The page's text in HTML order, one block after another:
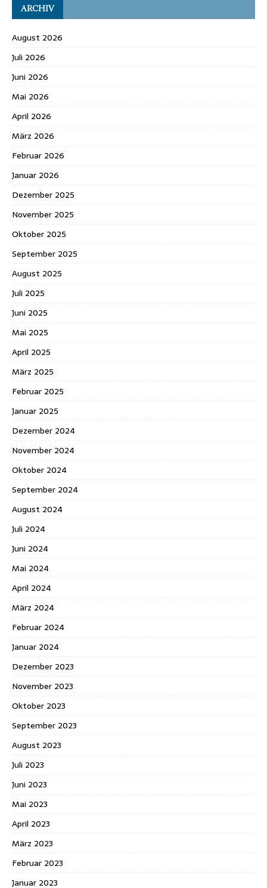
ARCHIV
August 2026
Juli 2026
Juni 2026
Mai 2026
April 2026
März 2026
Februar 2026
Januar 2026
Dezember 2025
November 2025
Oktober 2025
September 2025
August 2025
Juli 2025
Juni 2025
Mai 2025
April 2025
März 2025
Februar 2025
Januar 2025
Dezember 2024
November 2024
Oktober 2024
September 2024
August 2024
Juli 2024
Juni 2024
Mai 2024
April 2024
März 2024
Februar 2024
Januar 2024
Dezember 2023
November 2023
Oktober 2023
September 2023
August 2023
Juli 2023
Juni 2023
Mai 2023
April 2023
März 2023
Februar 2023
Januar 2023